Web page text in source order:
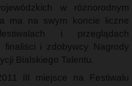
w różnorodnym
ma na swym koncie liczne
i przeglądach
finaliści i zdobywcy Nagrody
Bialskiego Talentu.
III miejsce na Festiwalu